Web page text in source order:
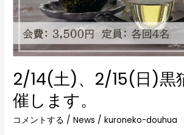
2/14(土)、2/15(日)黒
催します。
コメントする /News /kuroneko-douhua